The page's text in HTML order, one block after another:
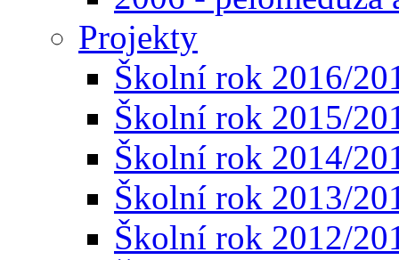
Projekty
Školní rok 2016/
Školní rok 2015/
Školní rok 2014/
Školní rok 2013/
Školní rok 2012/